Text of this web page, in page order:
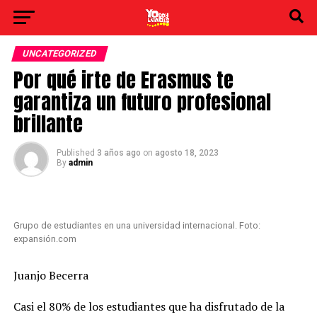
UNCATEGORIZED
Por qué irte de Erasmus te
garantiza un futuro profesional
brillante
Published 3 años ago on agosto 18, 2023
By admin
Grupo de estudiantes en una universidad internacional. Foto:
expansión.com
Juanjo Becerra
Casi el 80% de los estudiantes que ha disfrutado de la